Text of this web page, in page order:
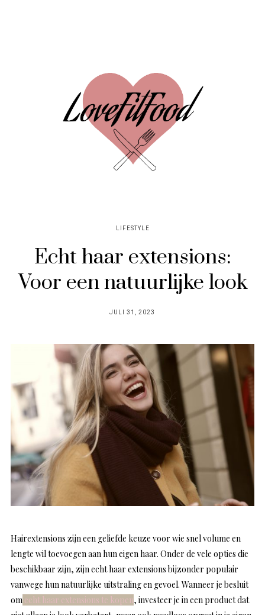
LIFESTYLE
Echt haar extensions:
Voor een natuurlijke look
POSTED
JULI 31, 2023
Hairextensions zijn een geliefde keuze voor wie snel volume en
lengte wil toevoegen aan hun eigen haar. Onder de vele opties die
beschikbaar zijn, zijn echt haar extensions bijzonder populair
vanwege hun natuurlijke uitstraling en gevoel. Wanneer je besluit
om echt haar extensions te kopen, investeer je in een product dat